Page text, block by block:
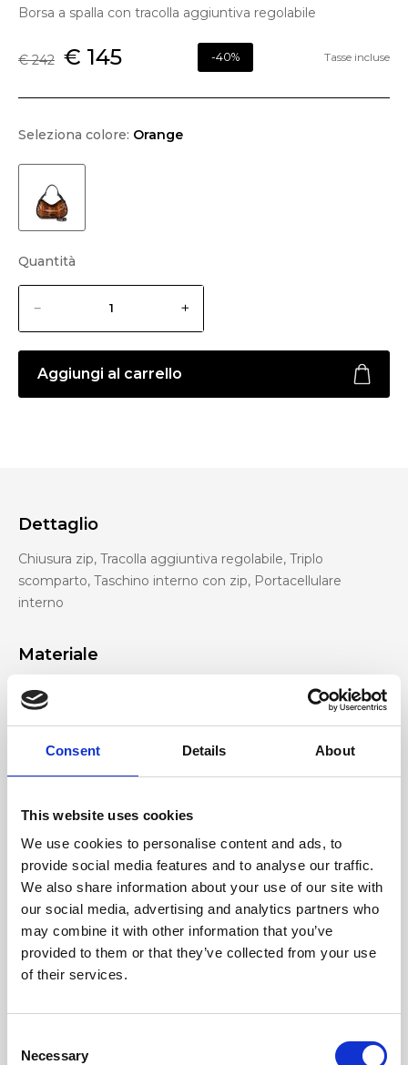
Consent Details About
This website uses cookies
We use cookies to personalise content and ads, to
provide social media features and to analyse our traffic.
We also share information about your use of our site with
our social media, advertising and analytics partners who
may combine it with other information that you’ve
provided to them or that they’ve collected from your use
of their services.
Selection
Necessary
Borsa a spalla con tracolla aggiuntiva regolabile
€ 242 € 145 -40% Tasse incluse
Seleziona colore: Orange
Quantità
Aggiungi al carrello
Dettaglio
Chiusura zip, Tracolla aggiuntiva regolabile, Triplo
scomparto, Taschino interno con zip, Portacellulare
interno
Materiale
Vera pelle effetto pitone, Accessori nichel
Dimensione
32 x 18 x 6 cm (l x a x p)